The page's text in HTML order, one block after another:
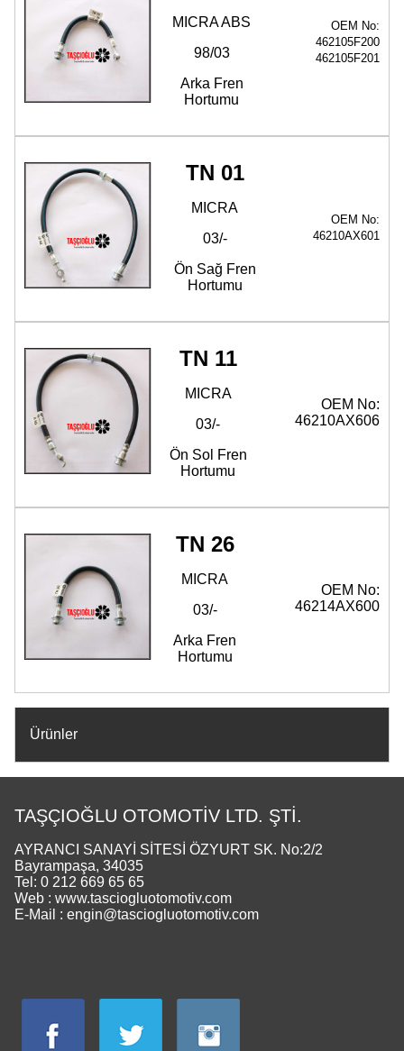
Ürünler
MICRA ABS
98/03
Arka Fren
Hortumu
OEM No:
462105F200
462105F201
TN 01
MICRA
03/-
Ön Sağ Fren
Hortumu
OEM No:
46210AX601
TN 11
MICRA
03/-
Ön Sol Fren
Hortumu
OEM No:
46210AX606
TN 26
MICRA
03/-
Arka Fren
Hortumu
OEM No:
46214AX600
TAŞÇIOĞLU OTOMOTİV LTD. ŞTİ.
AYRANCI SANAYİ SİTESİ ÖZYURT SK. No:2/2
Bayrampaşa, 34035
Tel: 0 212 669 65 65
Web : www.tasciogluotomotiv.com
E-Mail : engin@tasciogluotomotiv.com